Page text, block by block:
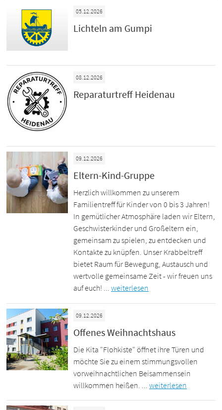
05.12.2026
Lichteln am Gumpi
08.12.2026
Reparaturtreff Heidenau
09.12.2026
Eltern-Kind-Gruppe
Herzlich willkommen zu unserem
Familientreff für Kinder von 0 bis 3 Jahren!
In gemütlicher Atmosphäre laden wir Eltern,
Geschwisterkinder und Großeltern ein,
gemeinsam zu spielen, zu entdecken und
Kontakte zu knüpfen. Unser Krabbeltreff
bietet Raum für Bewegung, Austausch und
wertvolle gemeinsame Zeit - wir freuen uns
auf euch! ...weiterlesen
09.12.2026
Offenes Weihnachtshaus
Die Kita "Flohkiste" öffnet ihre Türen und
möchte Sie zu einem stimmungsvollen
vorweihnachtlichen Beisammensein
willkommen heißen. ...weiterlesen